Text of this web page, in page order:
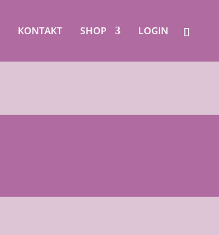
KONTAKT SHOP LOGIN